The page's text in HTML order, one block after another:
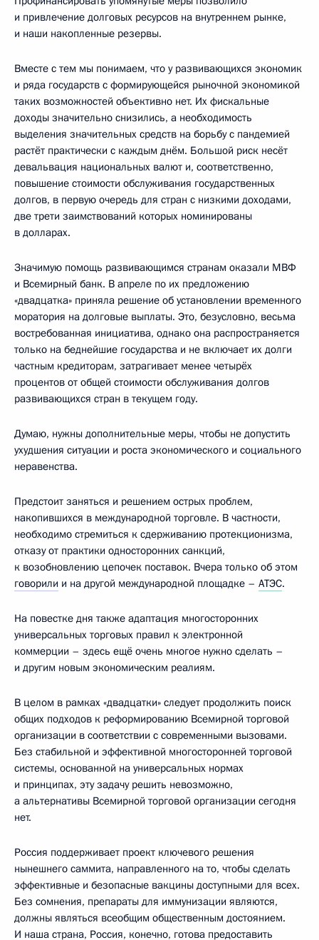
и привлечение долговых ресурсов на внутреннем рынке,
и наши накопленные резервы.
Вместе с тем мы понимаем, что у развивающихся экономик
и ряда государств с формирующейся рыночной экономикой
таких возможностей объективно нет. Их фискальные
доходы значительно снизились, а необходимость
выделения значительных средств на борьбу с пандемией
растёт практически с каждым днём. Большой риск несёт
девальвация национальных валют и, соответственно,
повышение стоимости обслуживания государственных
долгов, в первую очередь для стран с низкими доходами,
две трети заимствований которых номинированы
в долларах.
Значимую помощь развивающимся странам оказали МВФ
и Всемирный банк. В апреле по их предложению
«двадцатка» приняла решение об установлении временного
моратория на долговые выплаты. Это, безусловно, весьма
востребованная инициатива, однако она распространяется
только на беднейшие государства и не включает их долги
частным кредиторам, затрагивает менее четырёх
процентов от общей стоимости обслуживания долгов
развивающихся стран в текущем году.
Думаю, нужны дополнительные меры, чтобы не допустить
ухудшения ситуации и роста экономического и социального
неравенства.
Предстоит заняться и решением острых проблем,
накопившихся в международной торговле. В частности,
необходимо стремиться к сдерживанию протекционизма,
отказу от практики односторонних санкций,
к возобновлению цепочек поставок. Вчера только об этом
говорили и на другой международной площадке – АТЭС.
На повестке дня также адаптация многосторонних
универсальных торговых правил к электронной
коммерции – здесь ещё очень многое нужно сделать –
и другим новым экономическим реалиям.
В целом в рамках «двадцатки» следует продолжить поиск
общих подходов к реформированию Всемирной торговой
организации в соответствии с современными вызовами.
Без стабильной и эффективной многосторонней торговой
системы, основанной на универсальных нормах
и принципах, эту задачу решить невозможно,
а альтернативы Всемирной торговой организации сегодня
нет.
Россия поддерживает проект ключевого решения
нынешнего саммита, направленного на то, чтобы сделать
эффективные и безопасные вакцины доступными для всех.
Без сомнения, препараты для иммунизации являются,
должны являться всеобщим общественным достоянием.
И наша страна, Россия, конечно, готова предоставить